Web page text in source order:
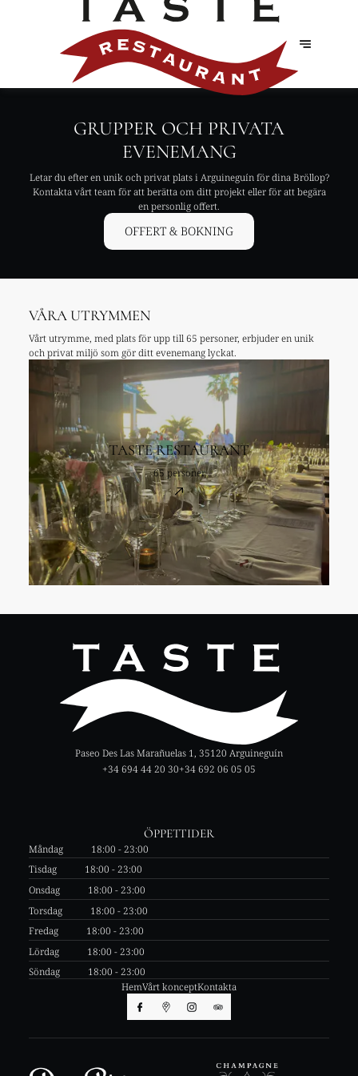
GRUPPER OCH PRIVATA
EVENEMANG
Letar du efter en unik och privat plats i Arguineguín för dina Bröllop?
Kontakta vårt team för att berätta om ditt projekt eller för att begära
en personlig offert.
OFFERT & BOKNING
VÅRA UTRYMMEN
Vårt utrymme, med plats för upp till 65 personer, erbjuder en unik
och privat miljö som gör ditt evenemang lyckat.
TASTE RESTAURANT
65 personer
Paseo Des Las Marañuelas 1, 35120 Arguineguín
+34 694 44 20 30+34 692 06 05 05
ÖPPETTIDER
Måndag
18:00 - 23:00
Tisdag
18:00 - 23:00
Onsdag
18:00 - 23:00
Torsdag
18:00 - 23:00
Fredag
18:00 - 23:00
Lördag
18:00 - 23:00
Söndag
18:00 - 23:00
HemVårt konceptKontakta